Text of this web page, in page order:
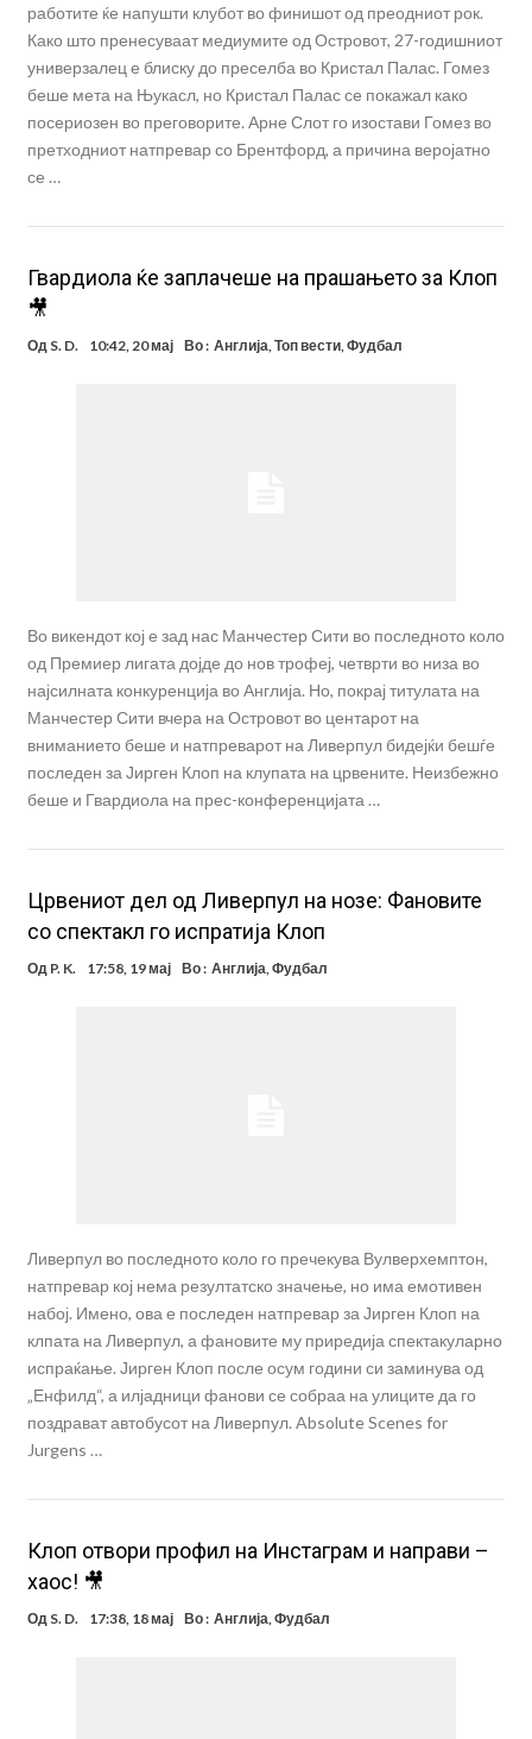
работите ќе напушти клубот во финишот од преодниот рок.
Како што пренесуваат медиумите од Островот, 27-годишниот
универзалец е блиску до преселба во Кристал Палас. Гомез
беше мета на Њукасл, но Кристал Палас се покажал како
посериозен во преговорите. Арне Слот го изостави Гомез во
претходниот натпревар со Брентфорд, а причина веројатно
се …
Гвардиола ќе заплачеше на прашањето за Клоп
🎥
Од S. D. 10:42, 20 мај Во : Англија Топ вести, Фудбал
Во викендот кој е зад нас Манчестер Сити во последното коло
од Премиер лигата дојде до нов трофеј, четврти во низа во
најсилната конкуренција во Англија. Но, покрај титулата на
Манчестер Сити вчера на Островот во центарот на
вниманието беше и натпреварот на Ливерпул бидејќи бешѓе
последен за Јирген Клоп на клупата на црвените. Неизбежно
беше и Гвардиола на прес-конференцијата …
Црвениот дел од Ливерпул на нозе: Фановите
со спектакл го испратија Клоп
Од P. K. 17:58, 19 мај Во : Англија,Фудбал
Ливерпул во последното коло го пречекува Вулверхемптон,
натпревар кој нема резултатско значење, но има емотивен
набој. Имено, ова е последен натпревар за Јирген Клоп на
клпата на Ливерпул, а фановите му приредија спектакуларно
испраќање. Јирген Клоп после осум години си заминува од
„Енфилд“, а илјадници фанови се собраа на улиците да го
поздрават автобусот на Ливерпул. Absolute Scenes for
Jurgens …
Клоп отвори профил на Инстаграм и направи –
хаос! 🎥
Од S. D. 17:38, 18 мај Во : Англија,Фудбал